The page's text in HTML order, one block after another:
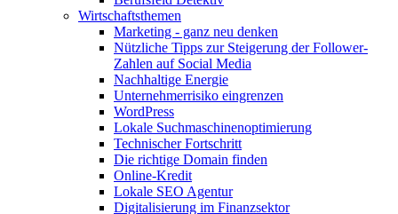
Wirtschaftsthemen
Marketing - ganz neu denken
Nützliche Tipps zur Steigerung der Follower-
Zahlen auf Social Media
Nachhaltige Energie
Unternehmerrisiko eingrenzen
WordPress
Lokale Suchmaschinenoptimierung
Technischer Fortschritt
Die richtige Domain finden
Online-Kredit
Lokale SEO Agentur
Digitalisierung im Finanzsektor